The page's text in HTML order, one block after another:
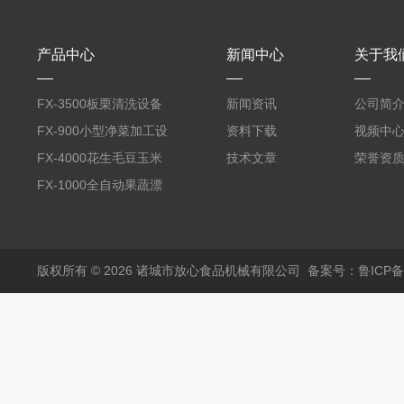
产品中心
FX-3500板栗清洗设备
全自动气泡清洗机
FX-900小型净菜加工设
备野菜清洗机
FX-4000花生毛豆玉米
蒸煮漂烫机
FX-1000全自动果蔬漂
新闻中心
新闻资讯
资料下载
技术文章
关于我
公司简介
视频中心
荣誉资质
版权所有 © 2026 诸城市放心食品机械有限公司 备案号：鲁ICP